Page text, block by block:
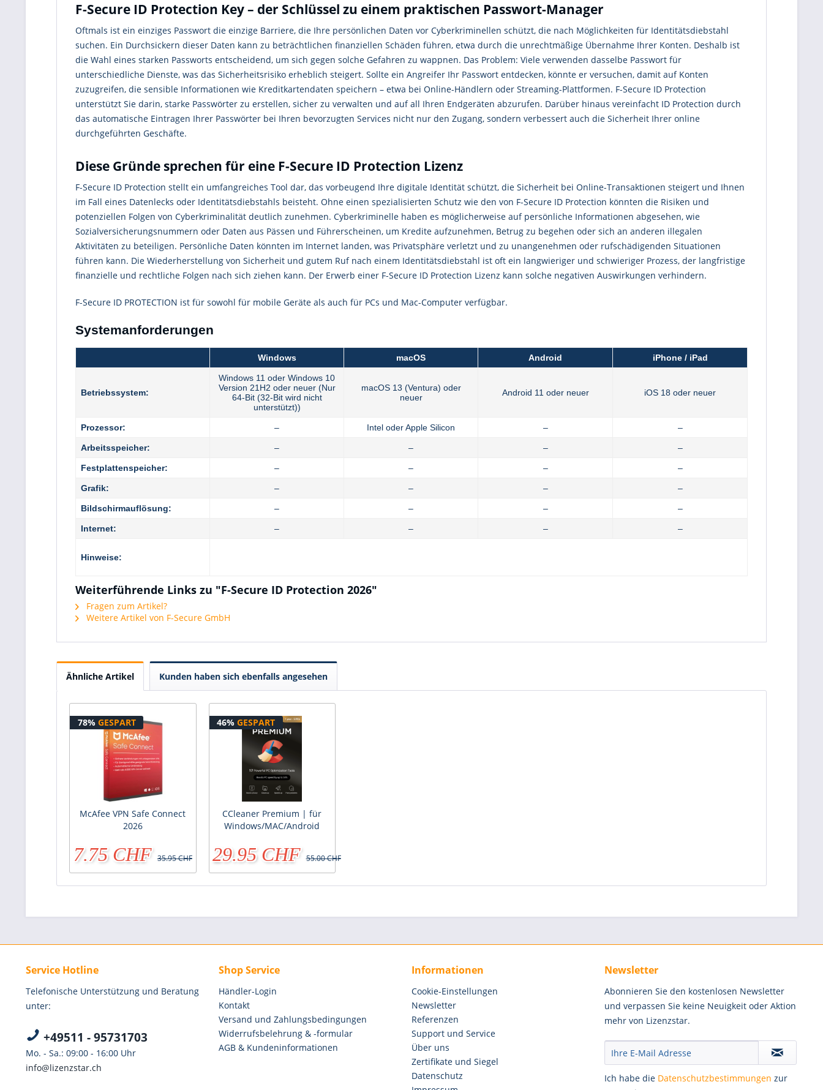
F-Secure ID Protection Key – der Schlüssel zu einem praktischen Passwort-Manager
Oftmals ist ein einziges Passwort die einzige Barriere, die Ihre persönlichen Daten vor Cyberkriminellen schützt, die nach Möglichkeiten für Identitätsdiebstahl
suchen. Ein Durchsickern dieser Daten kann zu beträchtlichen finanziellen Schäden führen, etwa durch die unrechtmäßige Übernahme Ihrer Konten. Deshalb ist
die Wahl eines starken Passworts entscheidend, um sich gegen solche Gefahren zu wappnen. Das Problem: Viele verwenden dasselbe Passwort für
unterschiedliche Dienste, was das Sicherheitsrisiko erheblich steigert. Sollte ein Angreifer Ihr Passwort entdecken, könnte er versuchen, damit auf Konten
zuzugreifen, die sensible Informationen wie Kreditkartendaten speichern – etwa bei Online-Händlern oder Streaming-Plattformen. F-Secure ID Protection
unterstützt Sie darin, starke Passwörter zu erstellen, sicher zu verwalten und auf all Ihren Endgeräten abzurufen. Darüber hinaus vereinfacht ID Protection durch
das automatische Eintragen Ihrer Passwörter bei Ihren bevorzugten Services nicht nur den Zugang, sondern verbessert auch die Sicherheit Ihrer online
durchgeführten Geschäfte.
Diese Gründe sprechen für eine F-Secure ID Protection Lizenz
F-Secure ID Protection stellt ein umfangreiches Tool dar, das vorbeugend Ihre digitale Identität schützt, die Sicherheit bei Online-Transaktionen steigert und Ihnen
im Fall eines Datenlecks oder Identitätsdiebstahls beisteht. Ohne einen spezialisierten Schutz wie den von F-Secure ID Protection könnten die Risiken und
potenziellen Folgen von Cyberkriminalität deutlich zunehmen. Cyberkriminelle haben es möglicherweise auf persönliche Informationen abgesehen, wie
Sozialversicherungsnummern oder Daten aus Pässen und Führerscheinen, um Kredite aufzunehmen, Betrug zu begehen oder sich an anderen illegalen
Aktivitäten zu beteiligen. Persönliche Daten könnten im Internet landen, was Privatsphäre verletzt und zu unangenehmen oder rufschädigenden Situationen
führen kann. Die Wiederherstellung von Sicherheit und gutem Ruf nach einem Identitätsdiebstahl ist oft ein langwieriger und schwieriger Prozess, der langfristige
finanzielle und rechtliche Folgen nach sich ziehen kann. Der Erwerb einer F-Secure ID Protection Lizenz kann solche negativen Auswirkungen verhindern.
F-Secure ID PROTECTION ist für sowohl für mobile Geräte als auch für PCs und Mac-Computer verfügbar.
Systemanforderungen
Windows macOS Android iPhone / iPad
Betriebssystem:
Windows 11 oder Windows 10
Version 21H2 oder neuer (Nur
64-Bit (32-Bit wird nicht
unterstützt))
macOS 13 (Ventura) oder
neuer
Android 11 oder neuer iOS 18 oder neuer
Prozessor: – Intel oder Apple Silicon – –
Arbeitsspeicher: – – – –
Festplattenspeicher: – – – –
Grafik: – – – –
Bildschirmauflösung: – – – –
Internet: – – – –
Hinweise:
Weiterführende Links zu "F-Secure ID Protection 2026"
Fragen zum Artikel?
Weitere Artikel von F-Secure GmbH
Ähnliche Artikel Kunden haben sich ebenfalls angesehen
78% GESPART
McAfee VPN Safe Connect
2026
7.75 CHF 35.95 CHF
46%GESPART
CCleaner Premium | für
Windows/MAC/Android
29.95 CHF 55.00 CHF
Service Hotline
Telefonische Unterstützung und Beratung
unter:
+49511 - 95731703
Mo. - Sa.: 09:00 - 16:00 Uhr
info@lizenzstar.ch
Shop Service
Händler-Login
Kontakt
Versand und Zahlungsbedingungen
Widerrufsbelehrung & -formular
AGB & Kundeninformationen
Informationen
Cookie-Einstellungen
Newsletter
Referenzen
Support und Service
Über uns
Zertifikate und Siegel
Datenschutz
Newsletter
Abonnieren Sie den kostenlosen Newsletter
und verpassen Sie keine Neuigkeit oder Aktion
mehr von Lizenzstar.
Ich habe die Datenschutzbestimmungen zur